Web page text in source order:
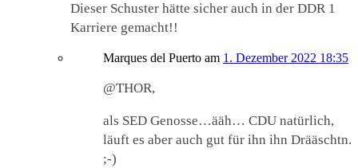
Dieser Schuster hätte sicher auch in der DDR 1
Karriere gemacht!!
Marques del Puerto am 1. Dezember 2022 18:35
@THOR,
als SED Genosse…ääh… CDU natürlich,
läuft es aber auch gut für ihn ihn Drääschtn.
;-)